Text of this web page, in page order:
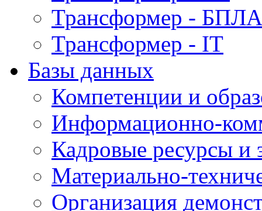
Трансформер - БПЛА
Трансформер - IT
Базы данных
Компетенции и
Информационно-
Кадровые ресурсы
Материально-
Организация